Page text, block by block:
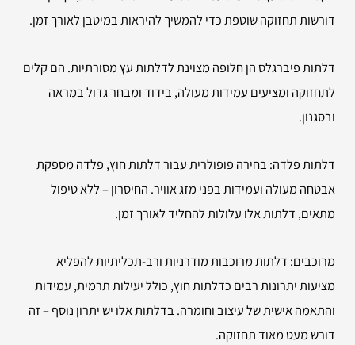
דורשות תחזוקה שוטפת כדי להמשיך להיראות במיטבן לאורך זמן.
דלתות פיברגלס הן חלופה מצוינת לדלתות עץ מסורתיות. הם קלים
לתחזוקה ומציעים עמידות מעולה, בידוד ומבחר גדול במראה
ובסגנון.
דלתות פלדה: בחירה פופולרית עבור דלתות חוץ, פלדה מספקת
אבטחה מעולה ועמידות בפני מזג אוויר. החיסרון – ללא טיפול
מתאים, דלתות אלו עלולות להחליד לאורך זמן.
מרוכבים: דלתות מרוכבות מודרניות ורב-תכליתיות להפליא
מציעות יתרונות רבים כדלתות חוץ, כולל יעילות תרמית, עמידות
והתאמה אישית של עיצוב וחומרה. בדלתות אלו יש יתרון נוסף – זה
דורש מעט מאוד תחזוקה.